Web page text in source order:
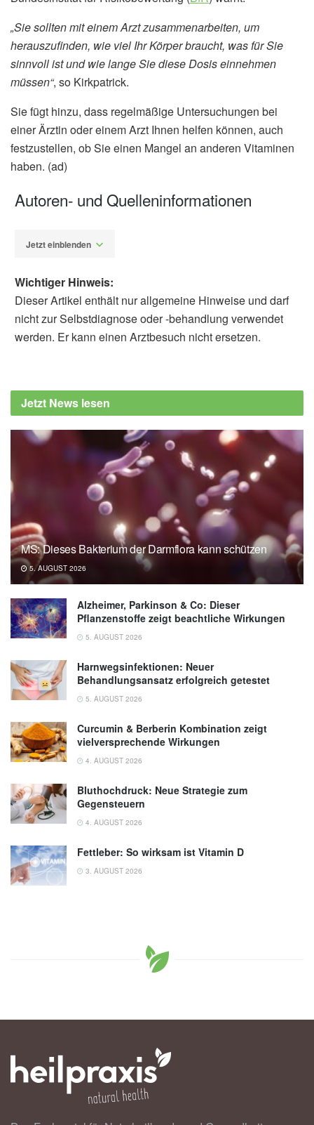
„Sie sollten mit einem Arzt zusammenarbeiten, um
herauszufinden, wie viel Ihr Körper braucht, was für Sie
sinnvoll ist und wie lange Sie diese Dosis einnehmen
müssen“, so Kirkpatrick.
Sie fügt hinzu, dass regelmäßige Untersuchungen bei
einer Ärztin oder einem Arzt Ihnen helfen können, auch
festzustellen, ob Sie einen Mangel an anderen Vitaminen
haben. (ad)
Autoren- und Quelleninformationen
Jetzt einblenden
this Winter, (Abruf: 12.01.2025),
newsroom.clevelandclinic.org
Bundesinstitut für Risikobewertung:
Hochdosierte Nahrungsergänzungsmittel mit
Vitamin D können langfristig die Gesundheit
beeinträchtigen, (Abruf: 12.01.2025),
www.bfr.bund.de
Wichtiger Hinweis:
Dieser Artikel enthält nur allgemeine Hinweise und darf
nicht zur Selbstdiagnose oder -behandlung verwendet
werden. Er kann einen Arztbesuch nicht ersetzen.
Jetzt News lesen
MS: Dieses Bakterium der Darmflora kann schützen
5. AUGUST 2026
Alzheimer, Parkinson & Co: Dieser
Pflanzenstoffe zeigt beachtliche Wirkungen
5. AUGUST 2026
Harnwegsinfektionen: Neuer
Behandlungsansatz erfolgreich getestet
5. AUGUST 2026
Curcumin & Berberin Kombination zeigt
vielversprechende Wirkungen
4. AUGUST 2026
Bluthochdruck: Neue Strategie zum
Gegensteuern
4. AUGUST 2026
Fettleber: So wirksam ist Vitamin D
3. AUGUST 2026